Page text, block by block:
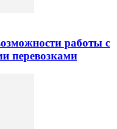
работы с
перевозками